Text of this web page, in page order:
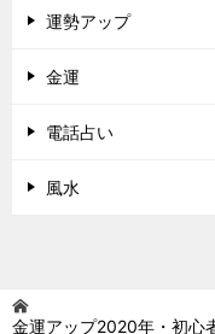
運勢アップ
金運
電話占い
風水
金運アップ2020年・初心